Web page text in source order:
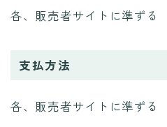
各、販売者サイトに準ずる
支払方法
各、販売者サイトに準ずる